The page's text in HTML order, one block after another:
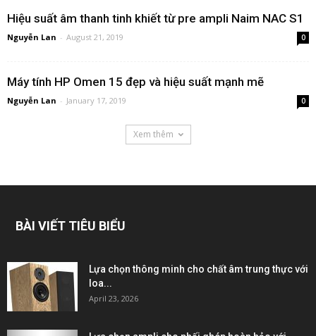
Hiệu suất âm thanh tinh khiết từ pre ampli Naim NAC S1
Nguyễn Lan - August 21, 2019 0
Máy tính HP Omen 15 đẹp và hiệu suất mạnh mẽ
Nguyễn Lan - January 17, 2019 0
Xem thêm
BÀI VIẾT TIÊU BIỂU
Lựa chọn thông minh cho chất âm trung thực với
loa...
April 23, 2026